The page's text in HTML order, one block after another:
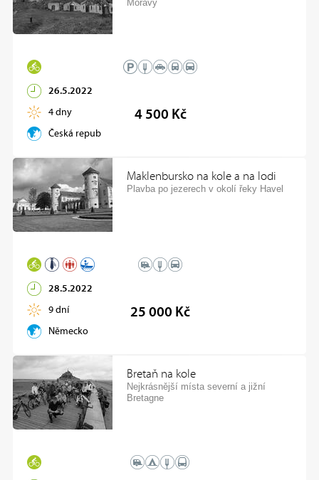
Moravy
26.5.2022
4 dny
Česká republika
4 500 Kč
Maklenbursko na kole a na lodi
Plavba po jezerech v okolí řeky Havel
28.5.2022
9 dní
Německo
25 000 Kč
Bretaň na kole
Nejkrásnější místa severní a jižní
Bretagne